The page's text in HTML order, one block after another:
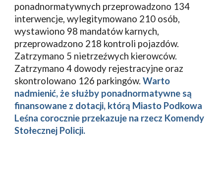
ponadnormatywnych przeprowadzono 134
interwencje, wylegitymowano 210 osób,
wystawiono 98 mandatów karnych,
przeprowadzono 218 kontroli pojazdów.
Zatrzymano 5 nietrzeźwych kierowców.
Zatrzymano 4 dowody rejestracyjne oraz
skontrolowano 126 parkingów. Warto
nadmienić, że służby ponadnormatywne są
finansowane z dotacji, którą Miasto Podkowa
Leśna corocznie przekazuje na rzecz Komendy
Stołecznej Policji.